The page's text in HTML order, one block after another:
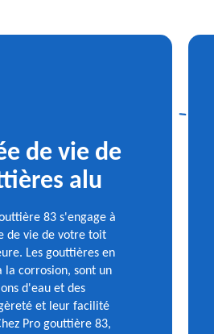
de vie de
alu
83 s'engage à
de vie de votre toit
Les gouttières en
la corrosion, sont un
d'eau et des
et leur facilité
Pro gouttière 83,